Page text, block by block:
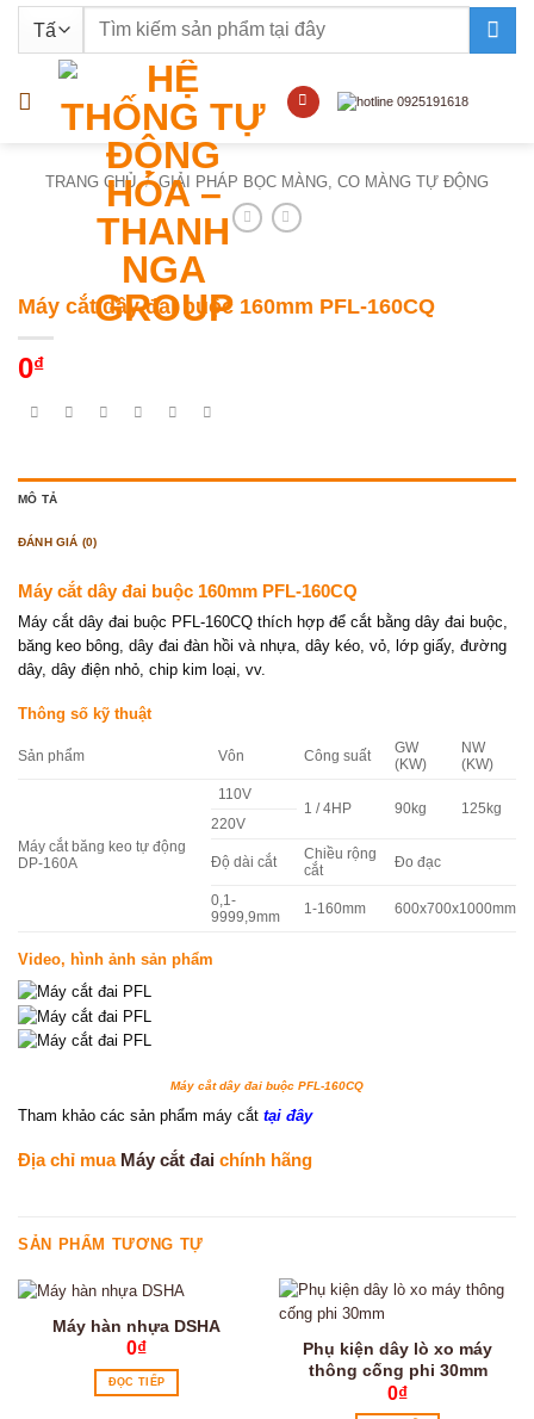
nội
Tìm
TRANG CHỦ / GIẢI PHÁP BỌC MÀNG, CO MÀNG TỰ ĐỘNG
Máy cắt dây đai buộc 160mm PFL-160CQ
0₫
MÔ TẢ
ĐÁNH GIÁ (0)
Máy cắt dây đai buộc 160mm PFL-160CQ
Máy cắt dây đai buộc PFL-160CQ thích hợp để cắt bằng dây đai buộc,
băng keo bông, dây đai đàn hồi và nhựa, dây kéo, vỏ, lớp giấy, đường
dây, dây điện nhỏ, chip kim loại, vv.
Thông số kỹ thuật
Sản phẩm Vôn Công suất
GW
(KW)
NW
(KW)
Máy cắt băng keo tự động
DP-160A
110V
1 / 4HP
90kg
125kg
220V
Độ dài cắt
Chiều rộng
cắt
Đo đạc
0,1-
9999,9mm
1-160mm 600x700x1000mm
Video, hình ảnh sản phẩm
Máy cắt dây đai buộc PFL-160CQ
Tham khảo các sản phẩm máy cắt tại đây
Địa chỉ mua Máy cắt đai chính hãng
SẢN PHẨM TƯƠNG TỰ
Máy hàn nhựa DSHA
0₫
ĐỌC TIẾP
Phụ kiện dây lò xo máy
thông cống phi 30mm
0₫